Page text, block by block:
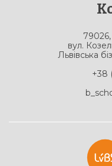
79026,
вул.
Львівська
+38